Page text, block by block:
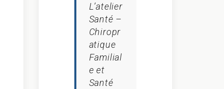
L’atelier
Santé –
Chiropr
atique
Familial
e et
Santé